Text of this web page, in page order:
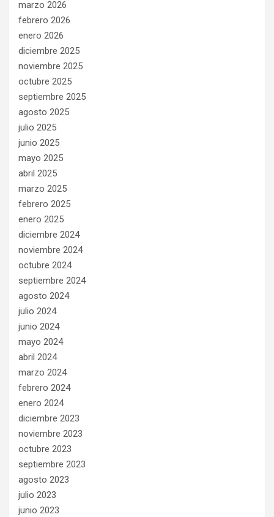
marzo 2026
febrero 2026
enero 2026
diciembre 2025
noviembre 2025
octubre 2025
septiembre 2025
agosto 2025
julio 2025
junio 2025
mayo 2025
abril 2025
marzo 2025
febrero 2025
enero 2025
diciembre 2024
noviembre 2024
octubre 2024
septiembre 2024
agosto 2024
julio 2024
junio 2024
mayo 2024
abril 2024
marzo 2024
febrero 2024
enero 2024
diciembre 2023
noviembre 2023
octubre 2023
septiembre 2023
agosto 2023
julio 2023
junio 2023